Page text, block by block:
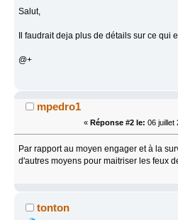
Salut,
Il faudrait deja plus de détails sur ce qui
@+
mpedro1
« Réponse #2 le: 06 juillet
Par rapport au moyen engager et à la
d'autres moyens pour maitriser les feux
tonton